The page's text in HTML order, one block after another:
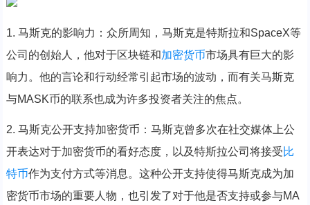
1. 马斯克的影响力：众所周知，马斯克是特斯拉和SpaceX等
公司的创始人，他对于区块链和加密货币市场具有巨大的影
响力。他的言论和行动经常引起市场的波动，而有关马斯克
与MASK币的联系也成为许多投资者关注的焦点。
2. 马斯克公开支持加密货币：马斯克曾多次在社交媒体上公
开表达对于加密货币的看好态度，以及特斯拉公司将接受比
特币作为支付方式等消息。这种公开支持使得马斯克成为加
密货币市场的重要人物，也引发了对于他是否支持或参与MA